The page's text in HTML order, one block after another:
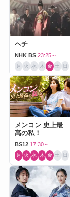
ヘチ
NHK BS 23:25～
月 火 水 木 金 土 日
メンコン 史上最
高の私！
BS12 17:30～
月 火 水 木 金 土 日